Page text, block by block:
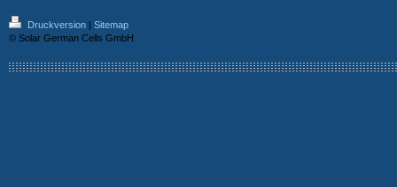
Druckversion | Sitemap
© Solar German Cells GmbH